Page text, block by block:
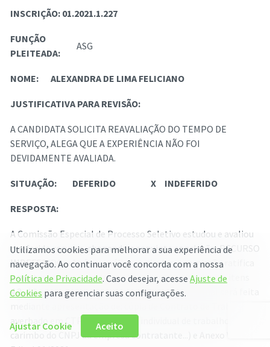
INSCRIÇÃO: 01.2021.1.227
FUNÇÃO
PLEITEADA:
ASG
NOME: ALEXANDRA DE LIMA FELICIANO
JUSTIFICATIVA PARA REVISÃO:
A CANDIDATA SOLICITA REAVALIAÇÃO DO TEMPO DE
SERVIÇO, ALEGA QUE A EXPERIÊNCIA NÃO FOI
DEVIDAMENTE AVALIADA.
SITUAÇÃO: DEFERIDO X INDEFERIDO
RESPOSTA:
A Comissão Especial de Processo Seletivo estudou e avaliou
o referido recurso, chegando a seguinte conclusão: RECURSO
INDEFERIDO – Após reanálise curricular, a comissão ratifica
a pontuação do candidato, obedecendo o exigido nos itens
4.2, 4.2.1 (comprovação da experiência profissional será feita
averbado em CTPS ou contrato individual de trabalho, com
carimbo do CNPJ da empresa contratante...) e Anexo V do
Utilizamos cookies para melhorar a sua experiência de
navegação. Ao continuar você concorda com a nossa
Política de Privacidade. Caso desejar, acesse Ajuste de
Cookies para gerenciar suas configurações.
Ajustar Cookie Aceito